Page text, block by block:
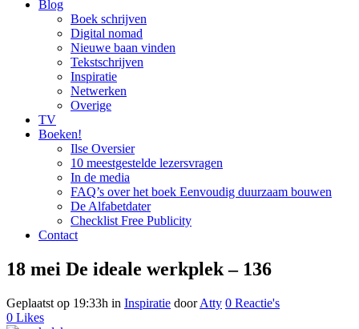
Blog
Boek schrijven
Digital nomad
Nieuwe baan vinden
Tekstschrijven
Inspiratie
Netwerken
Overige
TV
Boeken!
Ilse Oversier
10 meestgestelde lezersvragen
In de media
FAQ’s over het boek Eenvoudig duurzaam bouwen
De Alfabetdater
Checklist Free Publicity
Contact
18 mei De ideale werkplek – 136
Geplaatst op 19:33h in Inspiratie doorAtty 0 Reactie's
0 Likes